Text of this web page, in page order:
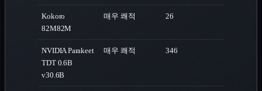
Kokoro
82M82M
매우 쾌적 26
NVIDIA Parakeet
TDT 0.6B
v30.6B
매우 쾌적 346